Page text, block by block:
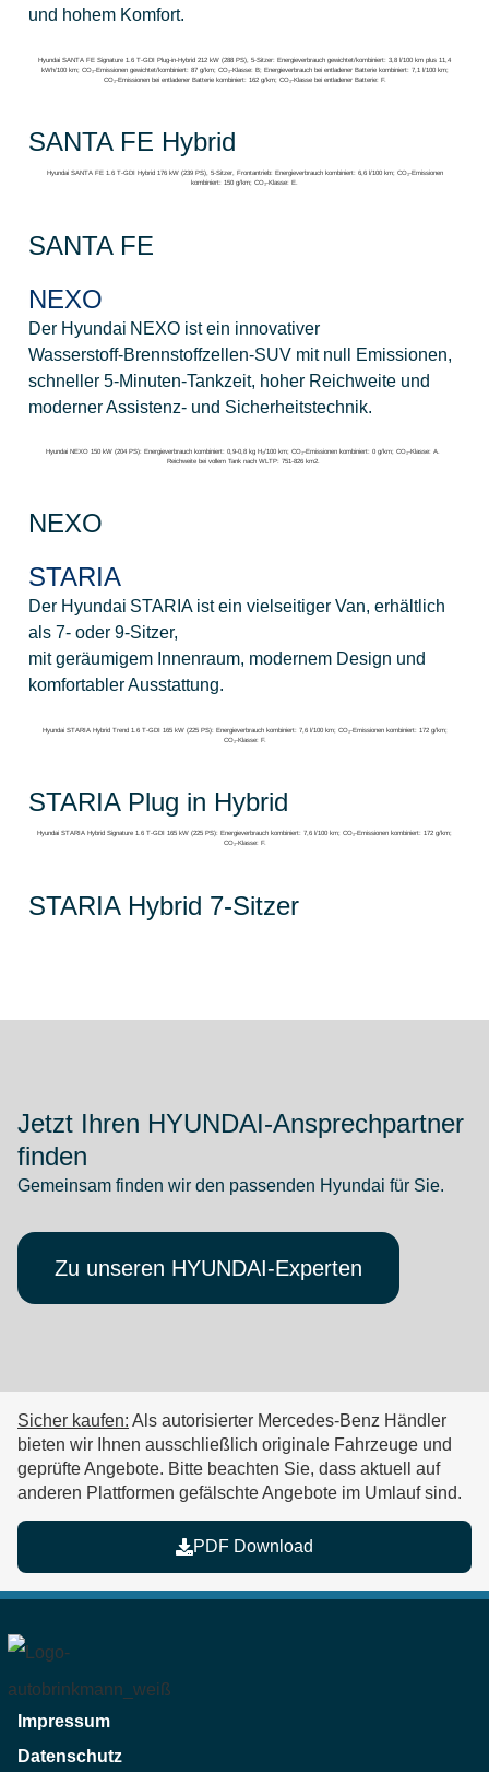
und hohem Komfort.
Hyundai SANTA FE Signature 1.6 T-GDI Plug-in-Hybrid 212 kW (288 PS), 5-Sitzer: Energieverbrauch gewichtet/kombiniert: 3,8 l/100 km plus 11,4
kWh/100 km; CO₂-Emissionen gewichtet/kombiniert: 87 g/km; CO₂-Klasse: B; Energieverbrauch bei entladener Batterie kombiniert: 7,1 l/100 km;
CO₂-Emissionen bei entladener Batterie kombiniert: 162 g/km; CO₂-Klasse bei entladener Batterie: F.
SANTA FE Hybrid
Hyundai SANTA FE 1.6 T-GDI Hybrid 176 kW (239 PS), 5-Sitzer, Frontantrieb: Energieverbrauch kombiniert: 6,6 l/100 km; CO₂-Emissionen
kombiniert: 150 g/km; CO₂-Klasse: E.
SANTA FE
NEXO
Der Hyundai NEXO ist ein innovativer
Wasserstoff‑Brennstoffzellen‑SUV mit null Emissionen,
schneller 5‑Minuten‑Tankzeit, hoher Reichweite und
moderner Assistenz‑ und Sicherheitstechnik.
Hyundai NEXO 150 kW (204 PS): Energieverbrauch kombiniert: 0,9-0,8 kg H₂/100 km; CO₂-Emissionen kombiniert: 0 g/km; CO₂-Klasse: A.
Reichweite bei vollem Tank nach WLTP: 751-826 km2.
NEXO
STARIA
Der Hyundai STARIA ist ein vielseitiger Van, erhältlich
als 7‑ oder 9‑Sitzer,
mit geräumigem Innenraum, modernem Design und
komfortabler Ausstattung.
Hyundai STARIA Hybrid Trend 1.6 T-GDI 165 kW (225 PS): Energieverbrauch kombiniert: 7,6 l/100 km; CO₂-Emissionen kombiniert: 172 g/km;
CO₂-Klasse: F.
STARIA Plug in Hybrid
Hyundai STARIA Hybrid Signature 1.6 T-GDI 165 kW (225 PS): Energieverbrauch kombiniert: 7,6 l/100 km; CO₂-Emissionen kombiniert: 172 g/km;
CO₂-Klasse: F.
STARIA Hybrid 7-Sitzer
Jetzt Ihren HYUNDAI-Ansprechpartner
finden
Gemeinsam finden wir den passenden Hyundai für Sie.
Zu unseren HYUNDAI-Experten
Sicher kaufen: Als autorisierter Mercedes-Benz Händler
bieten wir Ihnen ausschließlich originale Fahrzeuge und
geprüfte Angebote. Bitte beachten Sie, dass aktuell auf
anderen Plattformen gefälschte Angebote im Umlaufsind.
PDF Download
Impressum
Datenschutz